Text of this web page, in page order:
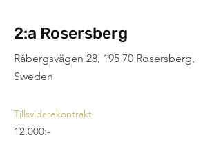
2:a Rosersberg
Råbergsvägen 28, 195 70 Rosersberg,
Sweden
Tillsvidarekontrakt
12.000:-